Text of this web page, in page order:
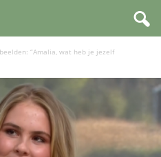
“Amalia, wat heb je jezelf